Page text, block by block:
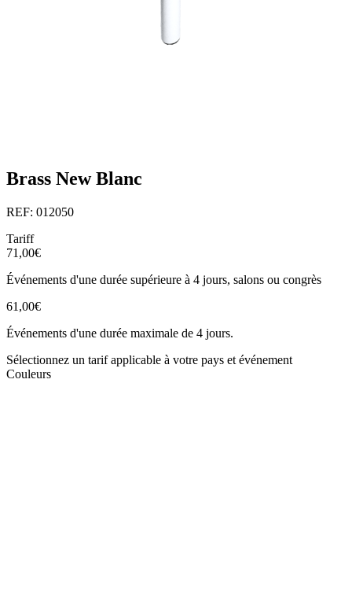
Brass New Blanc
REF: 012050
Tariff
71,00€
Événements d'une durée supérieure à 4 jours, salons ou congrès
61,00€
Événements d'une durée maximale de 4 jours.
Sélectionnez un tarif applicable à votre pays et événement
Couleurs